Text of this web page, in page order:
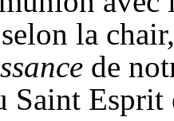
la
de
Saint